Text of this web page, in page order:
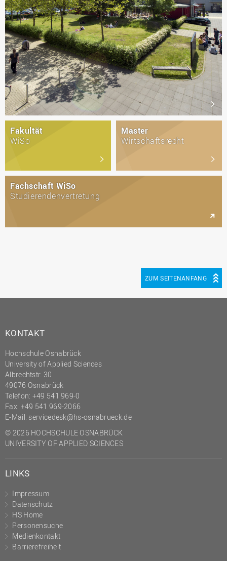
Fakultät
WiSo
Master
Wirtschaftsrecht
Fachschaft WiSo
Studierendenvertretung
ZUM SEITENANFANG
KONTAKT
Hochschule Osnabrück
University of Applied Sciences
Albrechtstr. 30
49076 Osnabrück
Telefon: +49 541 969-0
Fax: +49 541 969-2066
E-Mail: servicedesk@hs-osnabrueck.de
© 2026 HOCHSCHULE OSNABRÜCK
UNIVERSITY OF APPLIED SCIENCES
LINKS
Impressum
Datenschutz
HS Home
Personensuche
Medienkontakt
Barrierefreiheit